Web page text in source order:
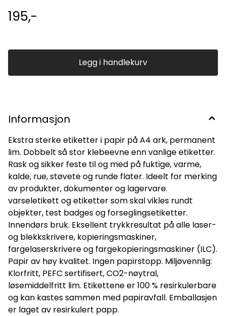
varseletikett og etiketter som skal vikles rundt
objekter, test badges og forseglingsetiketter.
fargelaserskrivere og fargekopieringsmaskiner (ILC).
Papir av høy kvalitet. Ingen papirstopp. Miljøvennlig:
Klorfritt, PEFC sertifisert, CO2-nøytral,
195,-
Legg i handlekurv
Informasjon
Ekstra sterke etiketter i papir på A4 ark, permanent
lim. Dobbelt så stor klebeevne enn vanlige etiketter.
Rask og sikker feste til og med på fuktige, varme,
kalde, rue, støvete og runde flater. Ideelt for merking
av produkter, dokumenter og lagervare.
varseletikett og etiketter som skal vikles rundt
objekter, test badges og forseglingsetiketter.
Innendørs bruk. Eksellent trykkresultat på alle laser-
og blekkskrivere, kopieringsmaskiner,
fargelaserskrivere og fargekopieringsmaskiner (ILC).
Papir av høy kvalitet. Ingen papirstopp. Miljøvennlig:
Klorfritt, PEFC sertifisert, CO2-nøytral,
løsemiddelfritt lim. Etikettene er 100 % resirkulerbare
og kan kastes sammen med papiravfall. Emballasjen
er laget av resirkulert papp.